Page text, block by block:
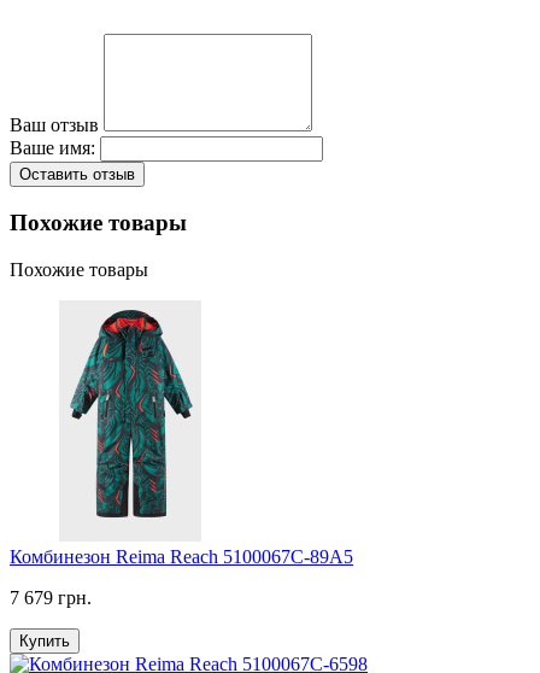
Ваш отзыв
Ваше имя:
Оставить отзыв
Похожие товары
Похожие товары
Комбинезон Reima Reach 5100067C-89A5
7 679 грн.
Купить